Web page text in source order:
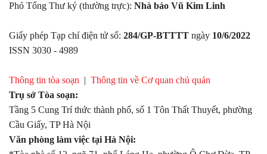
Phó Tổng Thư ký (thường trực): Nhà báo Vũ Kim Linh
Giấy phép Tạp chí điện tử số: 284/GP-BTTTT ngày 10/6/2022
ISSN 3030 - 4989
Thông tin tòa soạn
Thông tin về Cơ quan chủ quản
Trụ sở Tòa soạn:
Tầng 5 Cung Trí thức thành phố, số 1 Tôn Thất Thuyết, phường
Cầu Giấy, TP Hà Nội
Văn phòng làm việc tại Hà Nội: